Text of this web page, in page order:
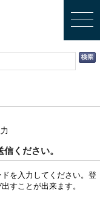
ください。
を入力してください。登
すことが出来ます。